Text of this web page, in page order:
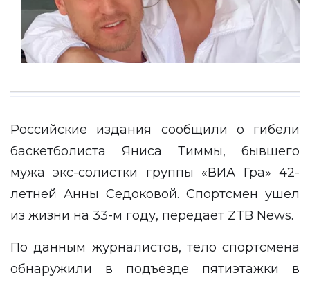
Российские издания сообщили о гибели
баскетболиста Яниса Тиммы, бывшего
мужа экс-солистки группы «ВИА Гра» 42-
летней Анны Седоковой. Спортсмен ушел
из жизни на 33-м году, передает ZTB News.
По данным журналистов, тело спортсмена
обнаружили в подъезде пятиэтажки в